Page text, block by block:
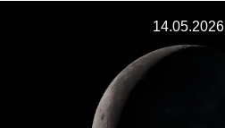
14.05.2026